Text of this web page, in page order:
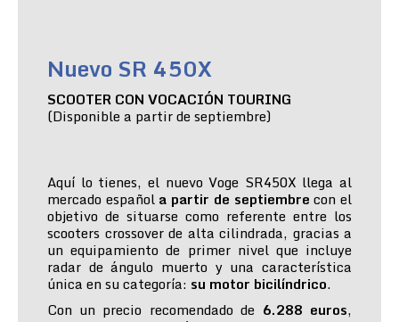
Nuevo SR 450X
SCOOTER CON VOCACIÓN TOURING
(Disponible a partir de septiembre)
Aquí lo tienes, el nuevo Voge SR450X llega al
mercado español a partir de septiembre con el
objetivo de situarse como referente entre los
scooters crossover de alta cilindrada, gracias a
un equipamiento de primer nivel que incluye
radar de ángulo muerto y una característica
única en su categoría: su motor bicilíndrico.
Con un precio recomendado de 6.288 euros,